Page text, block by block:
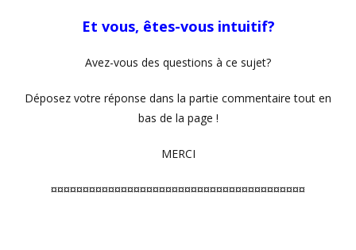
Et vous, êtes-vous intuitif?
Avez-vous des questions à ce sujet?
Déposez votre réponse dans la partie commentaire tout en
bas de la page !
MERCI
¤¤¤¤¤¤¤¤¤¤¤¤¤¤¤¤¤¤¤¤¤¤¤¤¤¤¤¤¤¤¤¤¤¤¤¤¤¤¤¤